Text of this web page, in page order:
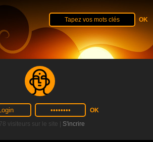
visiteurs sur le site | S'incrire